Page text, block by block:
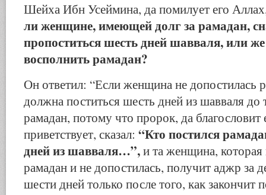
Шейха Ибн Усеймина, да помилует его
ли женщине, имеющей долг за рамадан,
пропоститься шесть дней шавваля, или
восполнить рамадан?
Он ответил: “Если женщина не допостилась
должна поститься шесть дней из шавваля до
рамадан, потому что пророк, да благословит
приветствует, сказал: “Кто постился
дней из шавваля…”,и та женщина, которая
рамадан и не допостилась, получит аджр за
шести дней только после того, как закончит